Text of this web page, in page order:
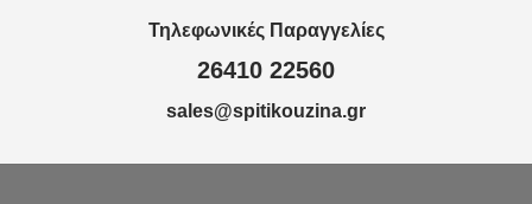
Τηλεφωνικές Παραγγελίες
26410 22560
sales@spitikouzina.gr